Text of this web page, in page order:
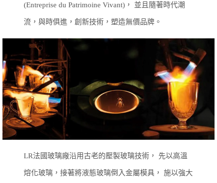
(Entreprise du Patrimoine Vivant)， 並且隨著時代潮
流，與時俱進，創新技術，塑造無價品牌。
LR法國玻璃廠沿用古老的壓製玻璃技術， 先以高溫
熔化玻璃，接著將液態玻璃倒入金屬模具， 施以強大